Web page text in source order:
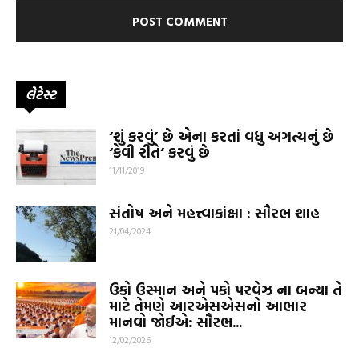
લેટેસ્ટ
‘શું કરવું’ છે એના કરતાં વધુ અગત્યનું છે
‘કેવી રીતે’ કરવું છે
11/11/2019
સંતોષ અને મહત્ત્વાકાંક્ષા : સૌરભ શાહ
21/04/2024
ઉકો ઉસ્માન અને પકો પરવેઝ ના બન્યા તે
માટે તેમણે આરએસએસનો આભાર
માનવો જોઈએ: સૌરભ...
12/02/2026